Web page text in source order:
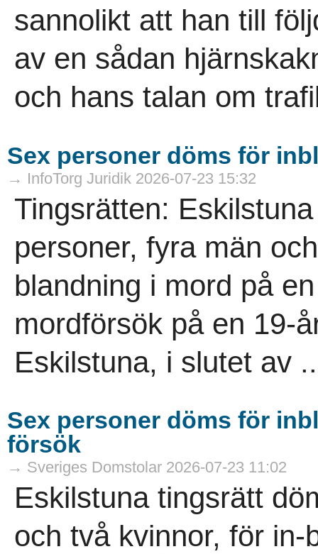
sannolikt att han till
av en sådan
och hans talan om
Sex personer döms för
→ InfoTorg Juridik 2026-07-23 15:32
Tingsrätten:
personer, fyra män
blandning i mord på
mordförsök på en 19-
Eskilstuna, i slutet av ..
Sex personer döms för
försök
→ Sveriges Domstolar 2026-07-23 11:02
Eskilstuna tingsrätt
och två kvinnor, för